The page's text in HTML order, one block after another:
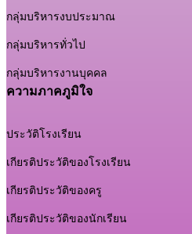
กลุ่มบริหารงบประมาณ
กลุ่มบริหารทั่วไป
กลุ่มบริหารงานบุคคล
ความภาคภูมิใจ
ประวัติโรงเรียน
เกียรติประวัติของโรงเรียน
เกียรติประวัติของครู
เกียรติประวัติของนักเรียน